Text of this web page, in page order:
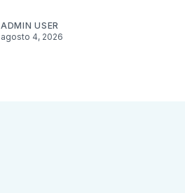
ADMIN USER
agosto 4, 2026